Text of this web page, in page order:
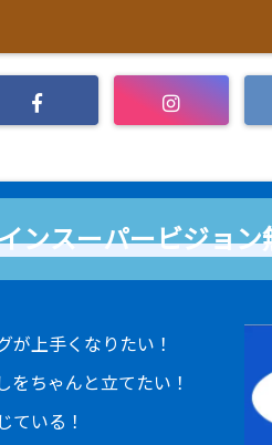
ンスーパービジョン
が上手くなりたい！
をちゃんと立てたい！
ている！